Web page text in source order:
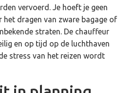
vervoerd. Je hoeft je geen
het dragen van zware bagage of
straten. De chauffeur
en op tijd op de luchthaven
stress van het reizen wordt